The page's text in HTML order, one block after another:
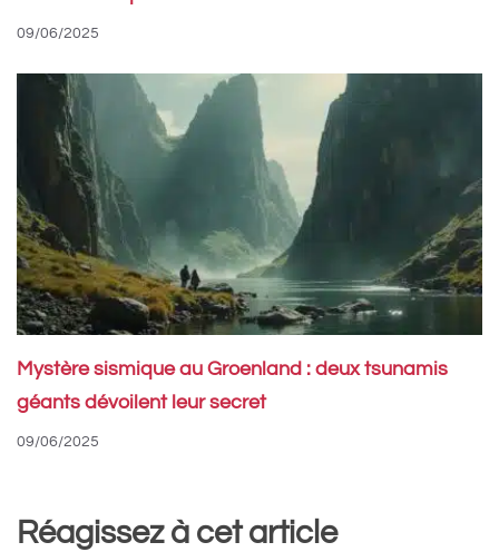
09/06/2025
Mystère sismique au Groenland : deux tsunamis
géants dévoilent leur secret
09/06/2025
Réagissez à cet article